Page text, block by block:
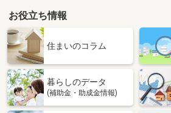
お役立ち情報
住まいのコラム
暮らしのデータ
(補助金・助成金情報)